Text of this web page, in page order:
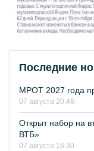
Последние
МРОТ 2027 года
07 августа 20:46
Открыт набор на
ВТБ»
07 августа 16:30